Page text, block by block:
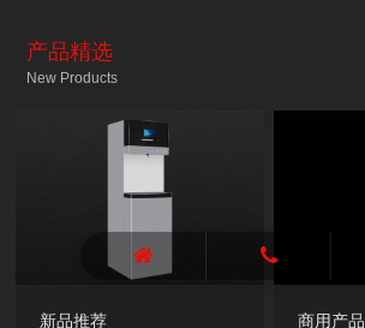
产品精选
New Products
新品推荐 商用产品